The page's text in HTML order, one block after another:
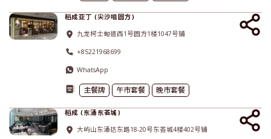
稻成亚丁 (尖沙咀圆方)
九龙柯士甸道西1号圆方1楼1047号铺
+85221968699
WhatsApp
主餐牌 午市套餐 晚市套餐
稻成 (东涌东荟城)
大屿山东涌达东路18-20号东荟城4楼402号铺